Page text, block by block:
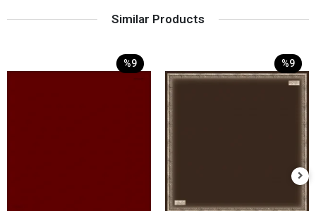
Similar Products
%9 %9